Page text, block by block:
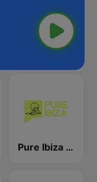
Pure Ibiza Radio